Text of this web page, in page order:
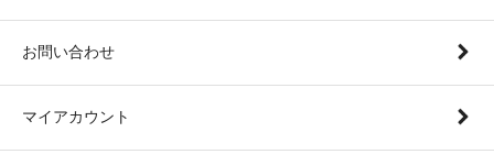
お問い合わせ
マイアカウント